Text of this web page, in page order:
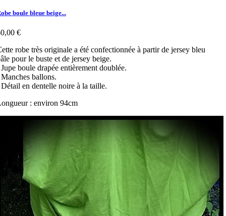
boule bleue beige...
€
robe très originale a été confectionnée à partir de jersey bleu
pour le buste et de jersey beige.
boule drapée entièrement doublée.
ballons.
en dentelle noire à la taille.
: environ 94cm